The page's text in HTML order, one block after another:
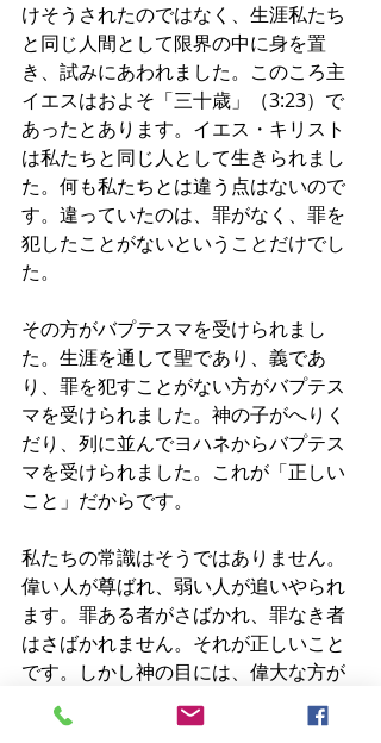
けそうされたのではなく、生涯私たち
と同じ人間として限界の中に身を置
き、試みにあわれました。このころ主
イエスはおよそ「三十歳」（3:23）で
あったとあります。イエス・キリスト
は私たちと同じ人として生きられまし
た。何も私たちとは違う点はないので
す。違っていたのは、罪がなく、罪を
犯したことがないということだけでし
た。
その方がバプテスマを受けられまし
た。生涯を通して聖であり、義であ
り、罪を犯すことがない方がバプテス
マを受けられました。神の子がへりく
だり、列に並んでヨハネからバプテス
マを受けられました。これが「正しい
こと」だからです。
私たちの常識はそうではありません。
偉い人が尊ばれ、弱い人が追いやられ
ます。罪ある者がさばかれ、罪なき者
はさばかれません。それが正しいこと
です。しかし神の目には、偉大な方が
へりくだり、神の御子が人となり、罪
なきキリストが罪ある者とされること